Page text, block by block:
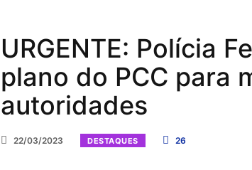
URGENTE: Polícia
plano do PCC para
autoridades
22/03/2023 DESTAQUES 26